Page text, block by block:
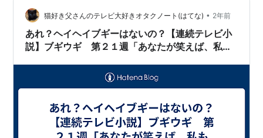
猫好き父さんのテレビ大好きオタクノート(はてな) • 2年前
あれ？ヘイヘイブギーはないの？【連続テレビ小
説】ブギウギ 第２１週「あなたが笑えば、私も